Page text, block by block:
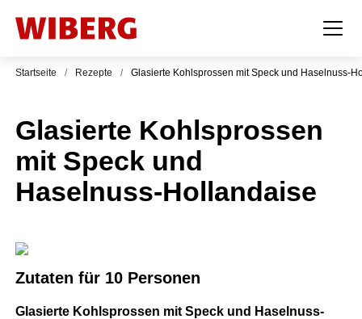
Startseite / Rezepte / Glasierte Kohlsprossen mit Speck und Haselnuss-
Glasierte Kohlsprossen
mit Speck und
Haselnuss-Hollandaise
Zutaten für 10 Personen
Glasierte Kohlsprossen mit Speck und Haselnuss-